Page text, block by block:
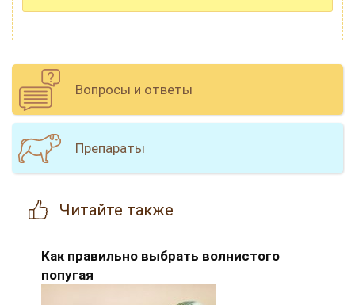
Вопросы и ответы
Препараты
Читайте также
Как правильно выбрать волнистого
попугая